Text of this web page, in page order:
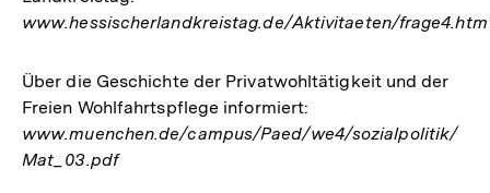
www.hessischerlandkreistag.de/Aktivitaeten/frage4.htm
Über die Geschichte der Privatwohltätigkeit und der
Freien Wohlfahrtspflege informiert:
www.muenchen.de/campus/Paed/we4/sozialpolitik/
Mat_03.pdf